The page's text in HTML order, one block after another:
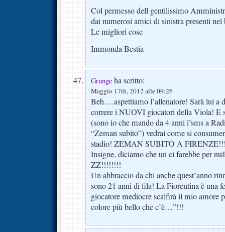
Col permesso dell gentilissimo
dai numerosi amici di sinistra presenti nel
Le migliori cose
Immonda Bestia
Grunge ha scritto:
Maggio 17th, 2012 alle 09:26
Beh….aspettiamo l’allenatore! Sarà lui a
correre i NUOVI giocatori della Viola! E
(sono io che mando da 4 anni l’sms a
“Zeman subito”) vedrai come si
stadio! ZEMAN SUBITO A
Insigne, diciamo che un ci farebbe per
ZZ!!!!!!!!
Un abbraccio da chi anche quest’anno
sono 21 anni di fila! La Fiorentina è una
giocatore mediocre scalfirà il mio amore
colore più bello che c’è…”!!!